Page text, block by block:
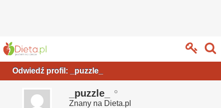
Odwiedź profil: _puzzle_
_puzzle_
Znany na Dieta.pl